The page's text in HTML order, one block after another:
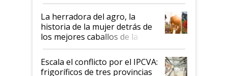
establecimientos en Argentina
La herradora del agro, la
historia de la mujer detrás de
los mejores caballos de la
Argentina y los mitos que
todavía hacen sufrir a estos
animales: "Mientras me
Escala el conflicto por el IPCVA:
frigoríficos de tres provincias